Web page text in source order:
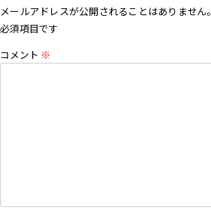
メールアドレスが公開されることはありません。
必須項目です
コメント ※